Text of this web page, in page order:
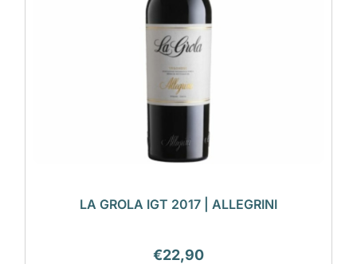
LA GROLA IGT 2017 | ALLEGRINI
€22,90